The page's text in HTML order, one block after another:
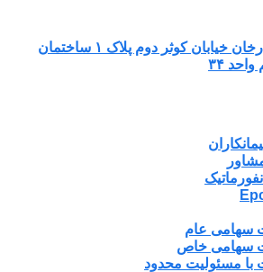
تهران خیابان ستارخان خیابان کوثر دوم پلاک ۱ ساختمان
۳۴
سهامی عام
سهامی خاص
مسئولیت محدود